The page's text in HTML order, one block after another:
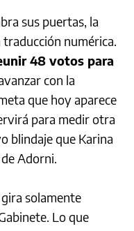
sus puertas, la
numérica.
48 votos para
con la
que hoy aparece
para medir otra
blindaje que Karina
Adorni.
solamente
Lo que